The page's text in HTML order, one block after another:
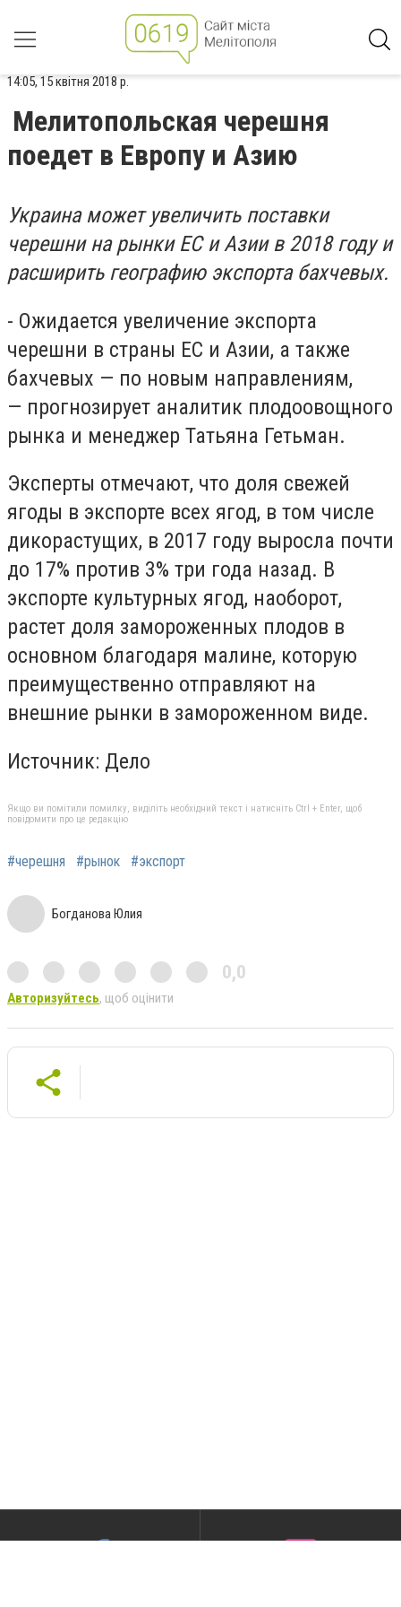
14:05, 15 квітня 2018 р.
Мелитопольская черешня
поедет в Европу и Азию
Украина может увеличить поставки
черешни на рынки ЕС и Азии в 2018 году и
расширить географию экспорта бахчевых.
- Ожидается увеличение экспорта
черешни в страны ЕС и Азии, а также
бахчевых — по новым направлениям,
— прогнозирует аналитик плодоовощного
рынка и менеджер Татьяна Гетьман.
Эксперты отмечают, что доля свежей
ягоды в экспорте всех ягод, в том числе
дикорастущих, в 2017 году выросла почти
до 17% против 3% три года назад. В
экспорте культурных ягод, наоборот,
растет доля замороженных плодов в
основном благодаря малине, которую
преимущественно отправляют на
внешние рынки в замороженном виде.
Источник: Дело
Якщо ви помітили помилку, виділіть необхідний текст і натисніть Ctrl + Enter, щоб
повідомити про це редакцію
#черешня #рынок #экспорт
Богданова Юлия
0,0
Авторизуйтесь, щоб оцінити